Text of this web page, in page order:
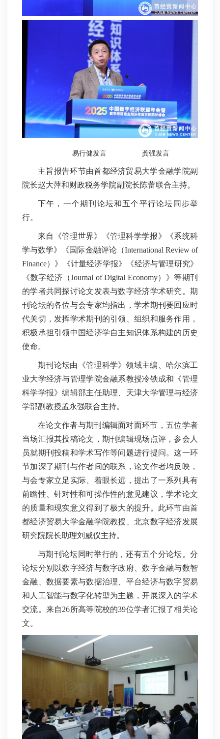
易行健发言 龚强发言
主旨报告环节由首都经济贸易大学金融学院副
院长赵大萍和财政税务学院副院长陈蕾联合主持。
下午，一个期刊论坛和五个平行论坛同步举
行。
来自《管理世界》《管理科学学报》《系统科
学与数学》《国际金融评论（International Review of
Finance）》《计量经济学报》《经济与管理研究》
《数字经济（Journal of Digital Economy）》等期刊
的学者共同探讨论文发表与数字经济学术研究。期
刊论坛的各位与会专家均指出，学术期刊要回应时
代关切，发挥学术期刊的引领、组织和服务作用，
积极承担引领中国经济学自主知识体系构建的历史
使命。
期刊论坛由《管理科学》领域主编、哈尔滨工
业大学经济与管理学院金融系教授冷铁成和《管理
科学学报》编辑部主任助理、天津大学管理与经济
学部副教授孟永强联合主持。
在论文作者与期刊编辑面对面环节，五位学者
当场汇报其投稿论文，期刊编辑现场点评，参会人
员就期刊投稿和学术写作等问题进行提问。这一环
节加深了期刊与作者间的联系，论文作者均反映，
与会专家立足实际、着眼长远，提出了一系列具有
前瞻性、针对性和可操作性的意见建议，学术论文
的质量和现实意义得到了极大的提升。此环节由首
都经济贸易大学金融学院教授、北京数字经济发展
研究院院长助理刘威仪主持。
与期刊论坛同时举行的，还有五个分论坛。分
论坛分别以数字经济与数字政府、数字金融与数智
金融、数据要素与数据治理、平台经济与数字贸易
和人工智能与数字化转型为主题，开展深入的学术
交流。来自26所高等院校的39位学者汇报了相关论
文。